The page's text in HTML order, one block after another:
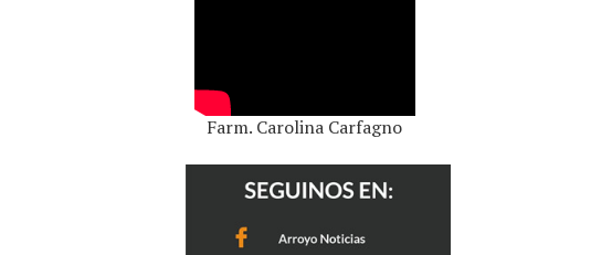
Farm. Carolina Carfagno